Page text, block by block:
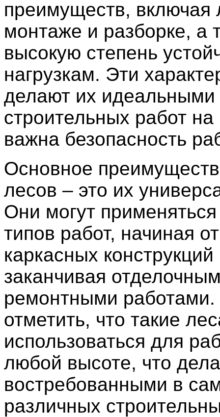
преимуществ, включая
монтаже и разборке, а
высокую степень
нагрузкам. Эти
делают их идеальными
строительных работ на
важна безопасность
Основное
лесов – это их
Они могут
типов работ, начиная
каркасных конструкций
заканчивая
ремонтными
отметить, что такие
использоваться для
любой высоте, что
востребованными в
различных